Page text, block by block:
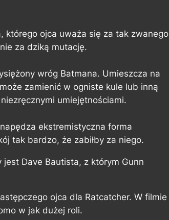
którego ojca uważa się za tak zwanego
za dziką mutację.
wróg Batmana. Umieszcza na
zamienić w ogniste kule lub inną
umiejętnościami.
ekstremistyczna forma
tak bardzo, że zabiłby za niego.
Dave Bautista, z którym Gunn
ojca dla Ratcatcher. W filmie
w jak dużej roli.